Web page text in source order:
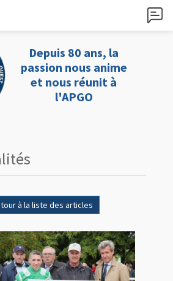
Depuis 80 ans, la
passion nous anime
et nous réunit à
l'APGO
à la liste des articles